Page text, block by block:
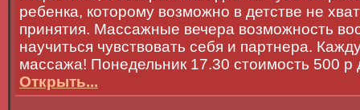
ребенка, которому возможно в детстве не
принятия. Массажные вечера возможность
научиться чувствовать себя и партнера.
массажа! Понедельник 17.30 стоимость 500 р
Открыть...